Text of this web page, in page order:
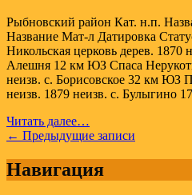
А.Бокарева
Рыбновский район Кат. н.п.
Название Мат-л Датировка
Никольская церковь дерев. 1870
Алешня 12 км ЮЗ Спаса
неизв. с. Борисовское 32 км ЮЗ
неизв. 1879 неизв. с. Булыгино
Читать далее…
храмов
района
Рязанской
Навигация
по
записям
← Предыдущие записи
Навигация